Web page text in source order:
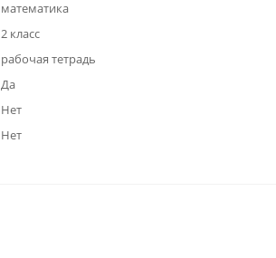
математика
2 класс
рабочая тетрадь
Да
Нет
Нет